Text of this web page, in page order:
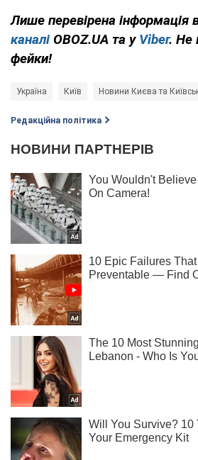
Лише перевірена інформація
каналі OBOZ.UA та у Viber. Не
фейки!
Україна Київ Новини Києва та
Редакційна політика